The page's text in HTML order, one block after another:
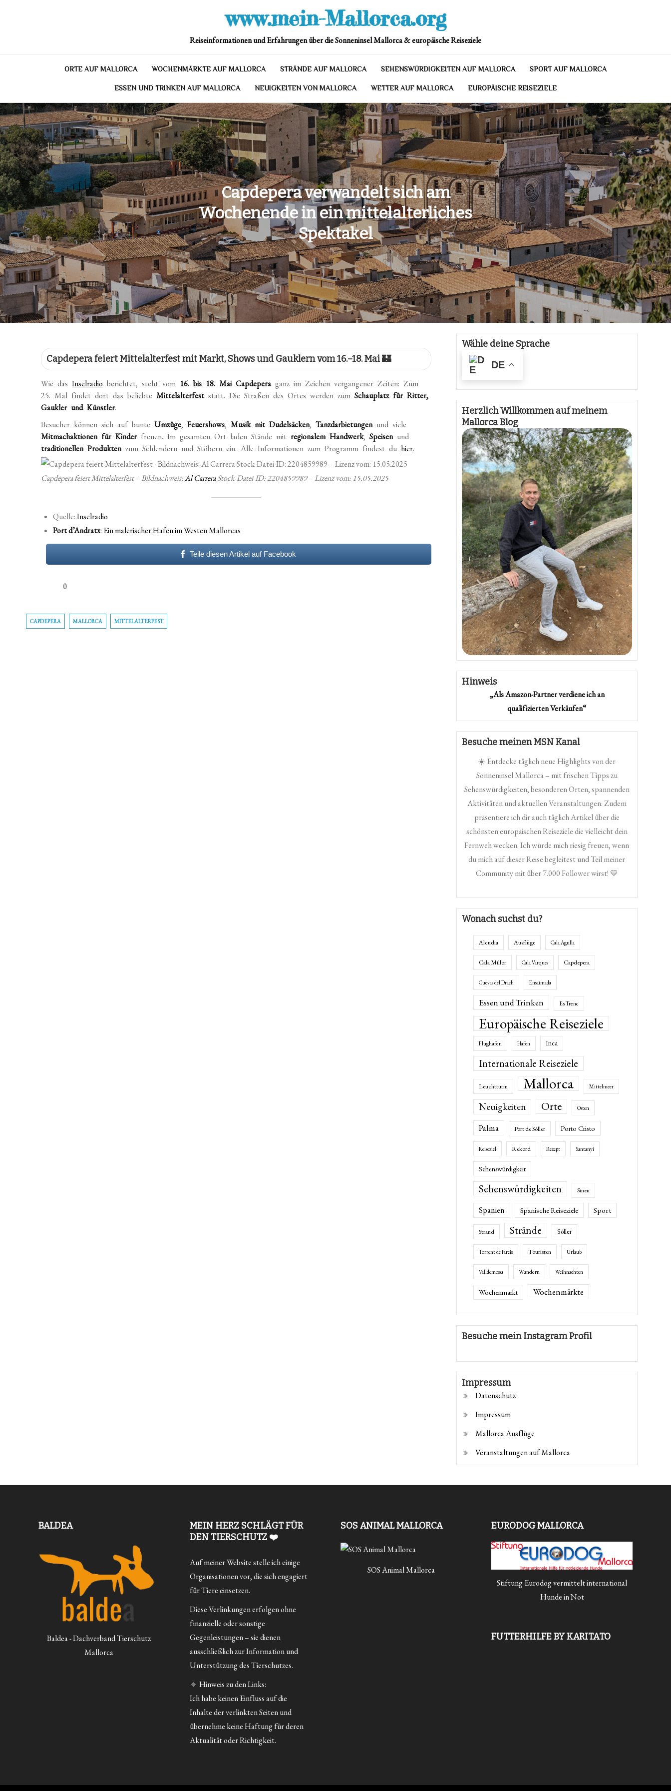
www.mein-Mallorca.org
Reiseinformationen und Erfahrungen über die Sonneninsel Mallorca & europäische Reiseziele
ORTE AUF MALLORCA WOCHENMÄRKTE AUF MALLORCA STRÄNDE AUF MALLORCA SEHENSWÜRDIGKEITEN AUF MALLORCA SPORT AUF MALLORCA
ESSEN UND TRINKEN AUF MALLORCA NEUIGKEITEN VON MALLORCA WETTER AUF MALLORCA EUROPÄISCHE REISEZIELE
Capdepera verwandelt sich am
Wochenende in ein mittelalterliches
Spektakel
Capdepera feiert Mittelalterfest mit Markt, Shows und Gauklern vom 16.–18. Mai 🏰
Wie dasInselradio berichtet, steht vom 16. bis 18. Mai Capdeperaganz im Zeichen vergangener Zeiten: Zum
25. Mal findet dort das beliebteMittelalterfeststatt. Die Straßen des Ortes werden zumSchauplatz für Ritter,
Gaukler und Künstler.
Besucher können sich auf bunteUmzüge,Feuershows,Musik mit Dudelsäcken,Tanzdarbietungen und viele
Mitmachaktionen für Kinderfreuen. Im gesamten Ort laden Stände mitregionalem Handwerk,Speisen und
traditionellen Produktenzum Schlendern und Stöbern ein. Alle Informationen zum Programm findest du hier.
Capdepera feiert Mittelalterfest – Bildnachweis:Al CarreraStock-Datei-ID: 2204859989 – Lizenz vom: 15.05.2025
Quelle:Inselradio
Port d’Andratx: Ein malerischer Hafen im Westen Mallorcas
Teile diesen Artikel auf Facebook
0
CAPDEPERA MALLORCA MITTELALTERFEST
Wähle deine Sprache
DE
Herzlich Willkommen auf meinem
Mallorca Blog
Hinweis
„Als Amazon-Partner verdiene ich an
qualifizierten Verkäufen“
Besuche meinen MSN Kanal
☀️ Entdecke täglich neue Highlights von der
Sonneninsel Mallorca – mit frischen Tipps zu
Sehenswürdigkeiten, besonderen Orten, spannenden
Aktivitäten und aktuellen Veranstaltungen. Zudem
präsentiere ich dir auch täglich Artikel über die
schönsten europäischen Reiseziele die vielleicht dein
Fernweh wecken. Ich würde mich riesig freuen, wenn
du mich auf dieser Reise begleitest und Teil meiner
Community mit über 7.000 Follower wirst! 💛
Wonach suchst du?
Alcudia Ausflüge Cala Agulla
Cala Millor Cala Varques Capdepera
Cuevas del Drach Ensaimada
Essen und Trinken Es Trenc
Europäische Reiseziele
Flughafen Hafen Inca
Internationale Reiseziele
Leuchtturm Mallorca Mittelmeer
Neuigkeiten Orte Osten
Palma Port de Sóller Porto Cristo
Reiseziel Rekord Rezept Santanyí
Sehenswürdigkeit
Sehenswürdigkeiten Sineu
Spanien Spanische Reiseziele Sport
Strand Strände Sóller
Torrent de Pareis Touristen Urlaub
Valldemossa Wandern Weihnachten
Wochenmarkt Wochenmärkte
Besuche mein Instagram Profil
Impressum
Datenschutz
Impressum
Mallorca Ausflüge
Veranstaltungen auf Mallorca
BALDEA
Baldea - Dachverband Tierschutz
Mallorca
MEIN HERZ SCHLÄGT FÜR
DEN TIERSCHUTZ ❤️
Auf meiner Website stelle ich einige
Organisationen vor, die sich engagiert
für Tiere einsetzen.
Diese Verlinkungen erfolgen ohne
finanzielle oder sonstige
Gegenleistungen – sie dienen
ausschließlich zur Information und
Unterstützung des Tierschutzes.
🔹 Hinweis zu den Links:
Ich habe keinen Einfluss auf die
Inhalte der verlinkten Seiten und
übernehme keine Haftung für deren
Aktualität oder Richtigkeit.
SOS ANIMAL MALLORCA
SOS Animal Mallorca
EURODOG MALLORCA
Stiftung Eurodog vermittelt international
Hunde in Not
FUTTERHILFE BY KARITATO